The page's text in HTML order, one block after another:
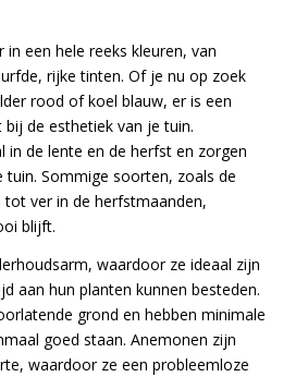
een hele reeks kleuren, van
rijke tinten. Of je nu op zoek
rood of koel blauw, er is een
de esthetiek van je tuin.
in de lente en de herfst en zorgen
Sommige soorten, zoals de
tot ver in de herfstmaanden,
blijft.
waardoor ze ideaal zijn
aan hun planten kunnen besteden.
grond en hebben minimale
goed staan. Anemonen zijn
waardoor ze een probleemloze